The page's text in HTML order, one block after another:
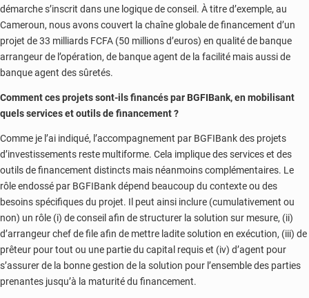
démarche s’inscrit dans une logique de conseil. À titre d’exemple, au
Cameroun, nous avons couvert la chaîne globale de financement d’un
projet de 33 milliards FCFA (50 millions d’euros) en qualité de banque
arrangeur de l’opération, de banque agent de la facilité mais aussi de
banque agent des sûretés.
Comment ces projets sont-ils financés par BGFIBank, en mobilisant
quels services et outils de financement ?
Comme je l’ai indiqué, l’accompagnement par BGFIBank des projets
d’investissements reste multiforme. Cela implique des services et des
outils de financement distincts mais néanmoins complémentaires. Le
rôle endossé par BGFIBank dépend beaucoup du contexte ou des
besoins spécifiques du projet. Il peut ainsi inclure (cumulativement ou
non) un rôle (i) de conseil afin de structurer la solution sur mesure, (ii)
d’arrangeur chef de file afin de mettre ladite solution en exécution, (iii) de
prêteur pour tout ou une partie du capital requis et (iv) d’agent pour
s’assurer de la bonne gestion de la solution pour l’ensemble des parties
prenantes jusqu’à la maturité du financement.